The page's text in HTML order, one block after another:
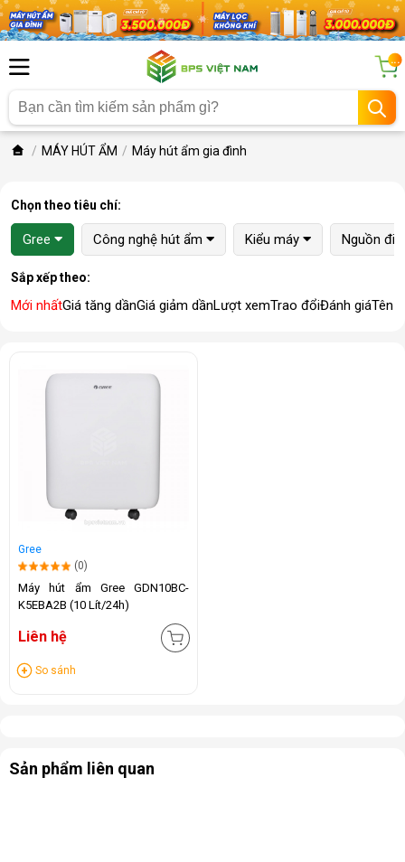
...
MÁY HÚT ẨM Máy hút ẩm gia đình
Chọn theo tiêu chí:
Gree Công nghệ hút ẩm Kiểu máy Nguồn
Sắp xếp theo:
Mới nhấtGiá tăng dầnGiá giảm dầnLượt xemTrao đổiĐánh giáTên
Gree
(0)
Máy hút ẩm Gree GDN10BC-
K5EBA2B (10 Lít/24h)
Liên hệ
So sánh
Sản phẩm liên quan